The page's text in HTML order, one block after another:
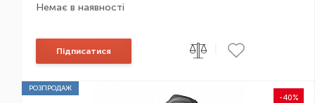
Немає в наявності
Підписатися
РОЗПРОДАЖ
-40%